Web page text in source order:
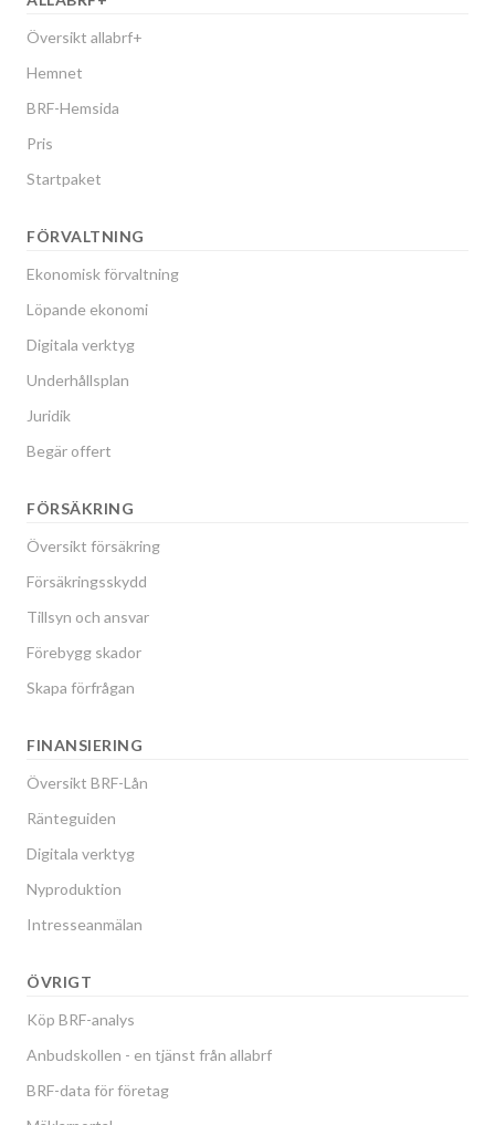
Översikt allabrf+
Hemnet
BRF-Hemsida
Pris
Startpaket
FÖRVALTNING
Ekonomisk förvaltning
Löpande ekonomi
Digitala verktyg
Underhållsplan
Juridik
Begär offert
FÖRSÄKRING
Översikt försäkring
Försäkringsskydd
Tillsyn och ansvar
Förebygg skador
Skapa förfrågan
FINANSIERING
Översikt BRF-Lån
Ränteguiden
Digitala verktyg
Nyproduktion
Intresseanmälan
ÖVRIGT
Köp BRF-analys
Anbudskollen - en tjänst från allabrf
BRF-data för företag